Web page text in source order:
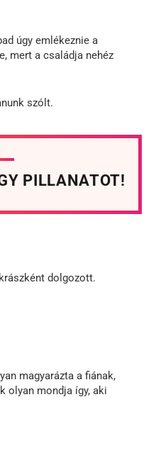
úgy emlékeznie a
mert a családja nehéz
szólt.
PILLANATOT!
dolgozott.
magyarázta a fiának,
olyan mondja így, aki